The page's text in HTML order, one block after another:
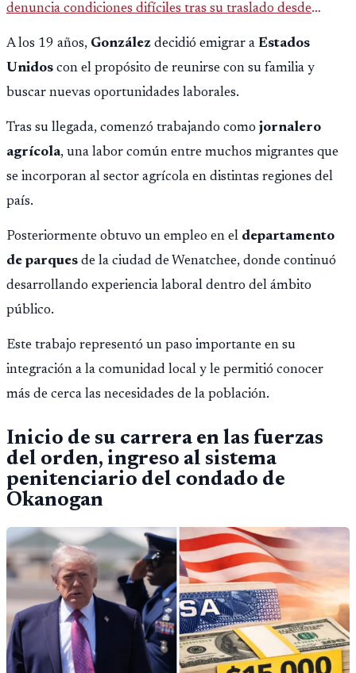
denuncia condiciones difíciles tras su traslado desde
EE.UU. Jorge Cubillos relata su experiencia y el impacto
psicológico de llegar a África.
A los 19 años, González decidió emigrar a Estados
Unidos con el propósito de reunirse con su familia y
buscar nuevas oportunidades laborales.
Tras su llegada, comenzó trabajando como jornalero
agrícola, una labor común entre muchos migrantes que
se incorporan al sector agrícola en distintas regiones del
país.
Posteriormente obtuvo un empleo en el departamento
de parques de la ciudad de Wenatchee, donde continuó
desarrollando experiencia laboral dentro del ámbito
público.
Este trabajo representó un paso importante en su
integración a la comunidad local y le permitió conocer
más de cerca las necesidades de la población.
Inicio de su carrera en las fuerzas
del orden, ingreso al sistema
penitenciario del condado de
Okanogan